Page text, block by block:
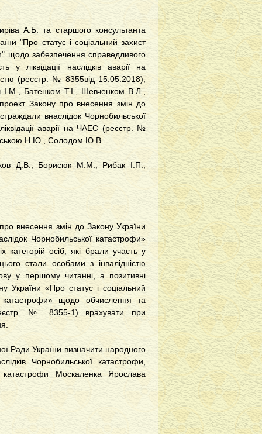
А.Б. та старшого консультанта
"Про статус і соціальний захист
щодо забезпечення справедливого
у ліквідації наслідків аварії на
(реєстр. № 8355від 15.05.2018),
Батенком Т.І., Шевченком В.Л.,
Закону про внесення змін до
внаслідок Чорнобильської
аварії на ЧАЕС (реєстр. №
Н.Ю., Солодом Ю.В.
Д.В., Борисюк М.М., Рибак І.П.,
внесення змін до Закону України
Чорнобильської катастрофи»
категорій осіб, які брали участь у
стали особами з інвалідністю
у першому читанні, а позитивні
України «Про статус і соціальний
катастрофи» щодо обчислення та
№ 8355-1) врахувати при
Ради України визначити народного
Чорнобильської катастрофи,
катастрофи Москаленка Ярослава